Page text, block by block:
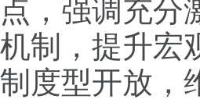
点，强调充分
机制，提升宏
制度型开放，